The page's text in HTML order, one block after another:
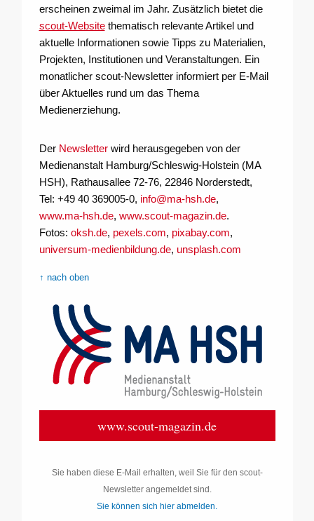
erscheinen zweimal im Jahr. Zusätzlich bietet die
scout-Websitethematisch relevante Artikel und
aktuelle Informationen sowie Tipps zu Materialien,
Projekten, Institutionen und Veranstaltungen. Ein
monatlicher scout-Newsletter informiert per E-Mail
über Aktuelles rund um das Thema
Medienerziehung.
Der Newsletterwird herausgegeben von der
Medienanstalt Hamburg/Schleswig-Holstein (MA
HSH), Rathausallee 72-76, 22846 Norderstedt,
Tel: +49 40 369005-0, info@ma-hsh.de,
www.ma-hsh.de, www.scout-magazin.de.
Fotos: oksh.de, pexels.com, pixabay.com,
universum-medienbildung.de, unsplash.com
↑ nach oben
www.scout-magazin.de
Sie haben diese E-Mail erhalten, weil Sie für den scout-
Newsletter angemeldet sind.
Sie können sich hier abmelden.